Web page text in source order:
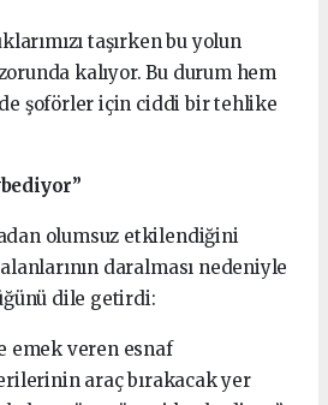
taşırken bu yolun
kalıyor. Bu durum hem
şoförler için ciddi bir tehlike
olumsuz etkilendiğini
daralması nedeniyle
dile getirdi:
emek veren esnaf
araç bırakacak yer